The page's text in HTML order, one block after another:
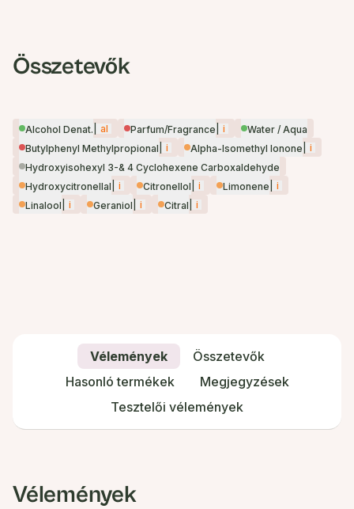
Összetevők
Alcohol Denat. al Parfum/Fragrance i
Water / Aqua
Butylphenyl Methylpropional
i Alpha-Isomethyl Ionone
i
Hydroxyisohexyl 3-& 4 Cyclohexene Carboxaldehyde
Hydroxycitronellal
i Citronellol i Limonene
i
Linalool
i Geraniol i Citral i
Vélemények
Összetevők
Hasonló termékek
Megjegyzések
Tesztelői vélemények
Vélemények